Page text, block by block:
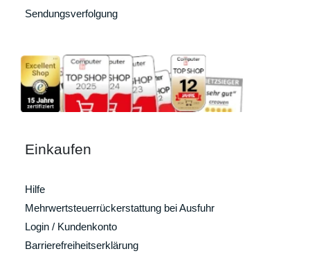
Sendungsverfolgung
Einkaufen
Hilfe
Mehrwertsteuerrückerstattung bei Ausfuhr
Login / Kundenkonto
Barrierefreiheitserklärung